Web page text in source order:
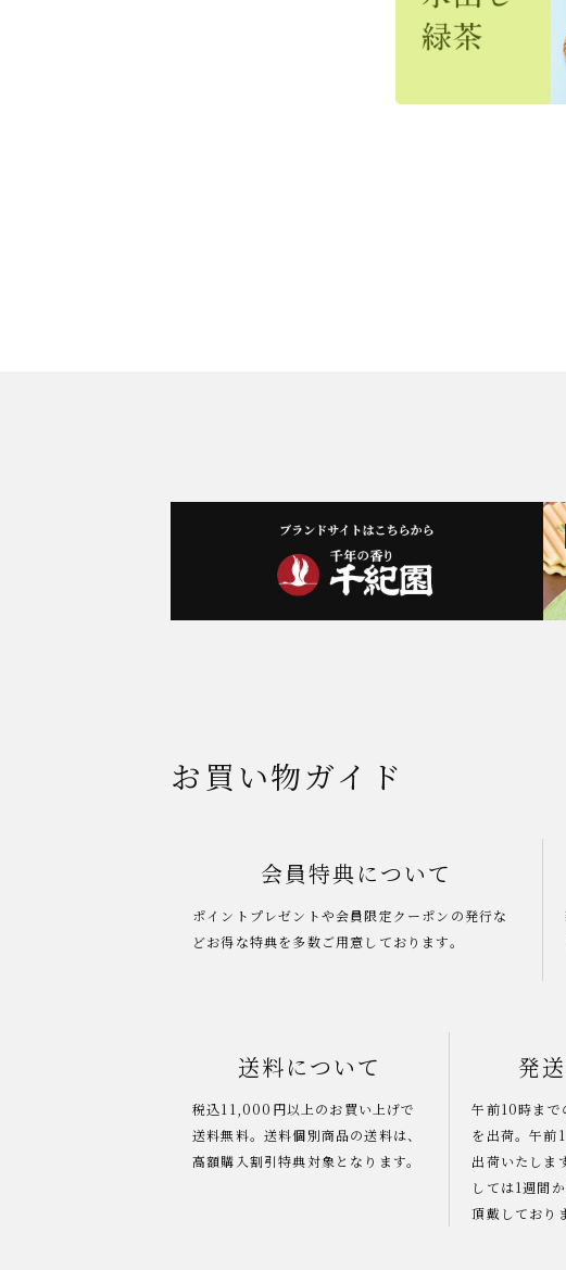
お買い物ガイド
会員特典について
ポイントプレゼントや会員限定クーポンの発行な
どお得な特典を多数ご用意しております。
送料について
税込11,000円以上のお買い上げで
送料無料。送料個別商品の送料は、
高額購入割引特典対象となります。
発
午前10時まで
を出荷。午前
出荷いたしま
しては1週間
頂戴しており